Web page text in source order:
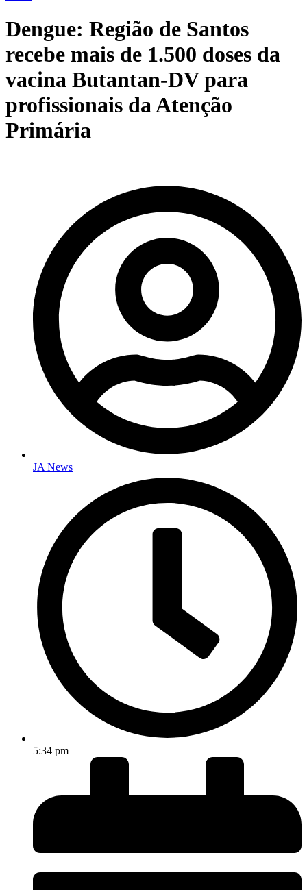
Dengue: Região de Santos
recebe mais de 1.500 doses da
vacina Butantan-DV para
profissionais da Atenção
Primária
JA News
5:34 pm